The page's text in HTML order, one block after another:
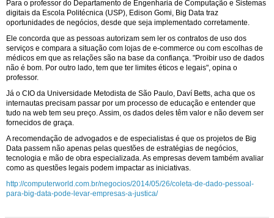
Para o professor do Departamento de Engenharia de Computação e Sistemas
digitais da Escola Politécnica (USP), Edison Gomi, Big Data traz
oportunidades de negócios, desde que seja implementado corretamente.
Ele concorda que as pessoas autorizam sem ler os contratos de uso dos
serviços e compara a situação com lojas de e-commerce ou com escolhas de
médicos em que as relações são na base da confiança. "Proibir uso de dados
não é bom. Por outro lado, tem que ter limites éticos e legais", opina o
professor.
Já o CIO da Universidade Metodista de São Paulo, Daví Betts, acha que os
internautas precisam passar por um processo de educação e entender que
tudo na web tem seu preço. Assim, os dados deles têm valor e não devem ser
fornecidos de graça.
A recomendação de advogados e de especialistas é que os projetos de Big
Data passem não apenas pelas questões de estratégias de negócios,
tecnologia e mão de obra especializada. As empresas devem também avaliar
como as questões legais podem impactar as iniciativas.
http://computerworld.com.br/negocios/2014/05/26/coleta-de-dado-pessoal-
para-big-data-pode-levar-empresas-a-justica/